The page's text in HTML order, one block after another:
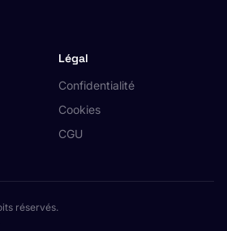
Légal
Confidentialité
Cookies
CGU
réservés.